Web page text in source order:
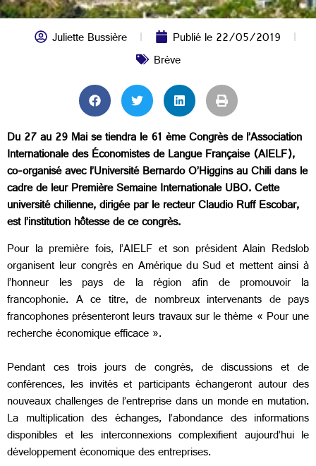
Juliette Bussière Publié le22/05/2019
Brève
Du 27 au 29 Mai se tiendra le 61 ème Congrès de l’Association
Internationale des Économistes de Langue Française (AIELF),
co-organisé avec l’Université Bernardo O’Higgins au Chili dans le
cadre de leur Première Semaine Internationale UBO. Cette
université chilienne, dirigée par le recteur Claudio Ruff Escobar,
est l’institution hôtesse de ce congrès.
Pour la première fois, l’AIELF et son président Alain Redslob
organisent leur congrès en Amérique du Sud et mettent ainsi à
l’honneur les pays de la région afin de promouvoir la
francophonie. A ce titre, de nombreux intervenants de pays
francophones présenteront leurs travaux sur le thème « Pour une
recherche économique efficace ».
Pendant ces trois jours de congrès, de discussions et de
conférences, les invités et participants échangeront autour des
nouveaux challenges de l’entreprise dans un monde en mutation.
La multiplication des échanges, l’abondance des informations
disponibles et les interconnexions complexifient aujourd’hui le
développement économique des entreprises.